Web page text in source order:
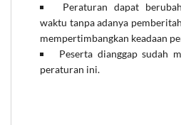
Peraturan dapat
waktu tanpa adanya
mempertimbangkan keadaan
Peserta dianggap sudah
peraturan ini.